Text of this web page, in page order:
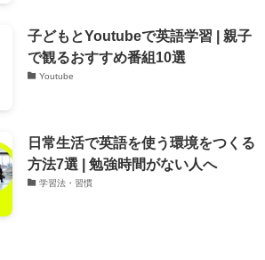
子どもとYoutubeで英語学習 | 親子
で観るおすすめ番組10選
Youtube
日常生活で英語を使う環境をつくる
方法7選 | 勉強時間がない人へ
学習法・習慣